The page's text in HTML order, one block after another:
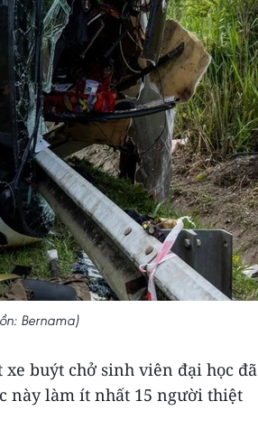
Bernama)
xe buýt chở sinh viên đại học đã
này làm ít nhất 15 người thiệt